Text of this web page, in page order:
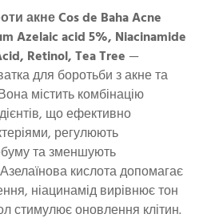
акне Cos de Baha Acne
Azelaic acid 5%, Niacinamide
Retinol, Tea Tree —
для боротьби з акне та
містить комбінацію
що ефективно
регулюють
та зменшують
кислота допомагає
ніацинамід вирівнює тон
стимулює оновлення клітин.